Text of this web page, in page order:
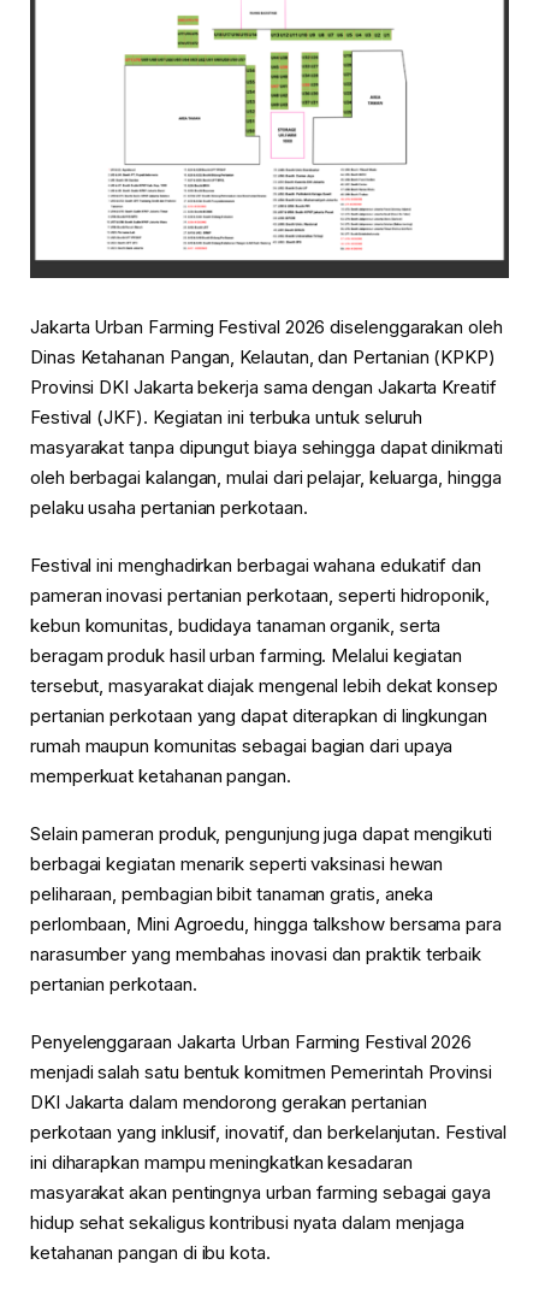
Jakarta Urban Farming Festival 2026 diselenggarakan oleh
Dinas Ketahanan Pangan, Kelautan, dan Pertanian (KPKP)
Provinsi DKI Jakarta bekerja sama dengan Jakarta Kreatif
Festival (JKF). Kegiatan ini terbuka untuk seluruh
masyarakat tanpa dipungut biaya sehingga dapat dinikmati
oleh berbagai kalangan, mulai dari pelajar, keluarga, hingga
pelaku usaha pertanian perkotaan.
Festival ini menghadirkan berbagai wahana edukatif dan
pameran inovasi pertanian perkotaan, seperti hidroponik,
kebun komunitas, budidaya tanaman organik, serta
beragam produk hasil urban farming. Melalui kegiatan
tersebut, masyarakat diajak mengenal lebih dekat konsep
pertanian perkotaan yang dapat diterapkan di lingkungan
rumah maupun komunitas sebagai bagian dari upaya
memperkuat ketahanan pangan.
Selain pameran produk, pengunjung juga dapat mengikuti
berbagai kegiatan menarik seperti vaksinasi hewan
peliharaan, pembagian bibit tanaman gratis, aneka
perlombaan, Mini Agroedu, hingga talkshow bersama para
narasumber yang membahas inovasi dan praktik terbaik
pertanian perkotaan.
Penyelenggaraan Jakarta Urban Farming Festival 2026
menjadi salah satu bentuk komitmen Pemerintah Provinsi
DKI Jakarta dalam mendorong gerakan pertanian
perkotaan yang inklusif, inovatif, dan berkelanjutan. Festival
ini diharapkan mampu meningkatkan kesadaran
masyarakat akan pentingnya urban farming sebagai gaya
hidup sehat sekaligus kontribusi nyata dalam menjaga
ketahanan pangan di ibu kota.